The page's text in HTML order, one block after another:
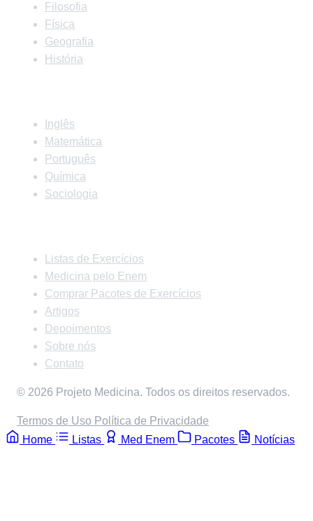
Filosofia
Física
Geografia
História
Inglês
Matemática
Português
Química
Sociologia
Listas de Exercícios
Medicina pelo Enem
Comprar Pacotes de Exercícios
Artigos
Depoimentos
Sobre nós
Contato
© 2026 Projeto Medicina. Todos os direitos reservados.
Termos de Uso Política de Privacidade
Home
Listas Med Enem Pacotes Notícias